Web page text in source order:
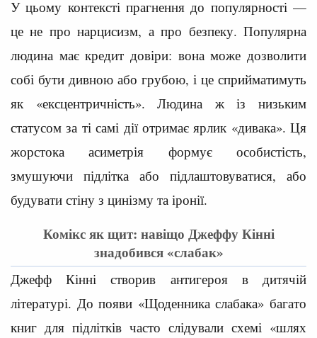
У цьому контексті прагнення до популярності —
це не про нарцисизм, а про безпеку. Популярна
людина має кредит довіри: вона може дозволити
собі бути дивною або грубою, і це сприйматимуть
як «ексцентричність». Людина ж із низьким
статусом за ті самі дії отримає ярлик «дивака». Ця
жорстока асиметрія формує особистість,
змушуючи підлітка або підлаштовуватися, або
будувати стіну з цинізму та іронії.
Комікс як щит: навіщо Джеффу Кінні
знадобився «слабак»
Джефф Кінні створив антигероя в дитячій
літературі. До появи «Щоденника слабака» багато
книг для підлітків часто слідували схемі «шлях